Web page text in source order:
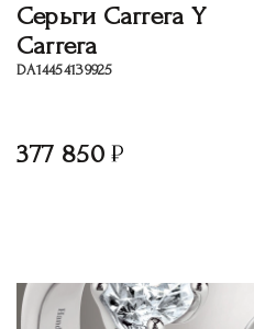
Серьги Carrera Y
Carrera
DA14454139925
377 850